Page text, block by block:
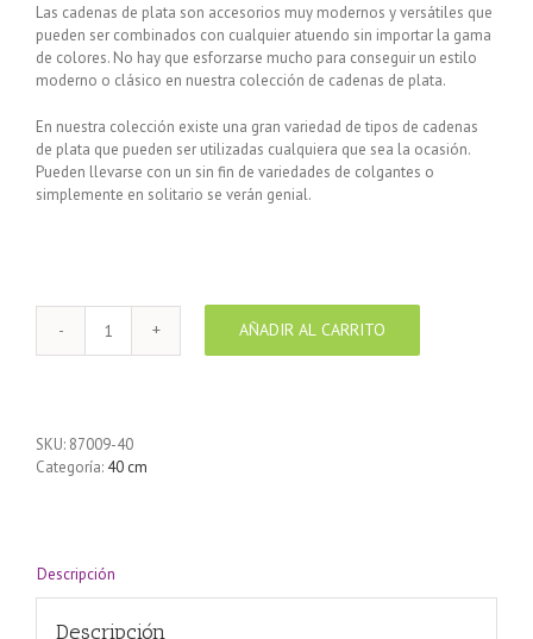
Las cadenas de plata son accesorios muy modernos y versátiles que
pueden ser combinados con cualquier atuendo sin importar la gama
de colores. No hay que esforzarse mucho para conseguir un estilo
moderno o clásico en nuestra colección de cadenas de plata.
En nuestra colección existe una gran variedad de tipos de cadenas
de plata que pueden ser utilizadas cualquiera que sea la ocasión.
Pueden llevarse con un sin fin de variedades de colgantes o
simplemente en solitario se verán genial.
Cadena
de
3+1
Alternada
AÑADIR AL CARRITO
SKU: 87009-40
Categoría: 40 cm
Descripción
Descripción